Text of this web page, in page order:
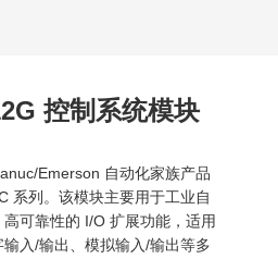
控制系统模块
Emerson 自动化家族产品
系列。该模块主要用于工业自
可靠性的 I/O 扩展功能，适用
入/输出、模拟输入/输出等多